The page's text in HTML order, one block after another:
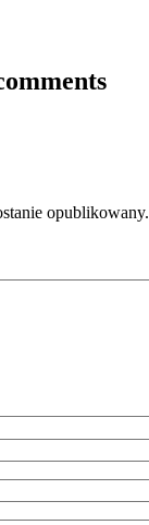
opublikowany.